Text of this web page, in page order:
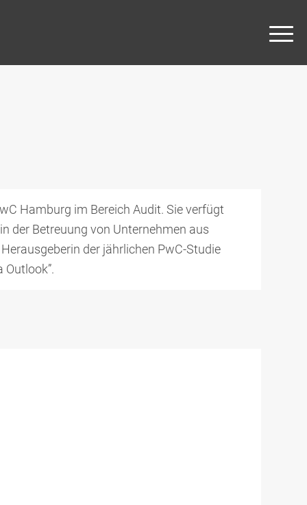
Hamburg im Bereich Audit. Sie verfügt
der Betreuung von Unternehmen aus
der jährlichen PwC-Studie
Outlook”.